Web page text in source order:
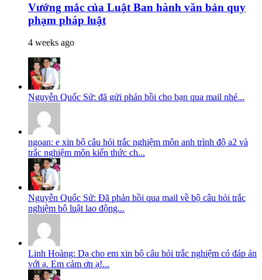
Vướng mắc của Luật Ban hành văn bản quy
phạm pháp luật
4 weeks ago
Nguyễn Quốc Sử: đã gửi phản hồi cho bạn qua mail nhé...
ngoan: e xin bộ câu hỏi trắc nghiệm môn anh trình độ a2 và
trắc nghiệm môn kiến thức ch...
Nguyễn Quốc Sử: Đã phản hồi qua mail về bộ câu hỏi trắc
nghiệm bộ luật lao động...
Linh Hoàng: Dạ cho em xin bộ câu hỏi trắc nghiệm có đáp án
với ạ. Em cảm ơn ạ!...